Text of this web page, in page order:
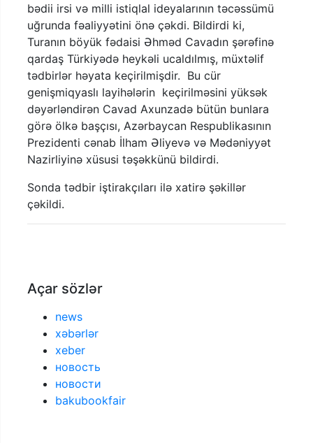
bədii irsi və milli istiqlal ideyalarının təcəssümü
uğrunda fəaliyyətini önə çəkdi. Bildirdi ki,
Turanın böyük fədaisi Əhməd Cavadın şərəfinə
qardaş Türkiyədə heykəli ucaldılmış, müxtəlif
tədbirlər həyata keçirilmişdir. Bu cür
genişmiqyaslı layihələrin keçirilməsini yüksək
dəyərləndirən Cavad Axunzadə bütün bunlara
görə ölkə başçısı, Azərbaycan Respublikasının
Prezidenti cənab İlham Əliyevə və Mədəniyyət
Nazirliyinə xüsusi təşəkkünü bildirdi.
Sonda tədbir iştirakçıları ilə xatirə şəkillər
çəkildi.
Açar sözlər
news
xəbərlər
xeber
новость
новости
bakubookfair